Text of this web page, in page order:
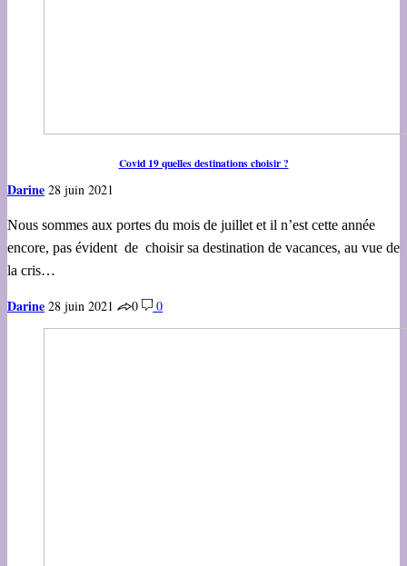
Covid 19 quelles destinations choisir ?
Darine 28 juin 2021
Nous sommes aux portes du mois de juillet et il n’est cette année
encore, pas évident de choisir sa destination de vacances, au vue de
la cris…
Darine 28 juin 2021 0 0